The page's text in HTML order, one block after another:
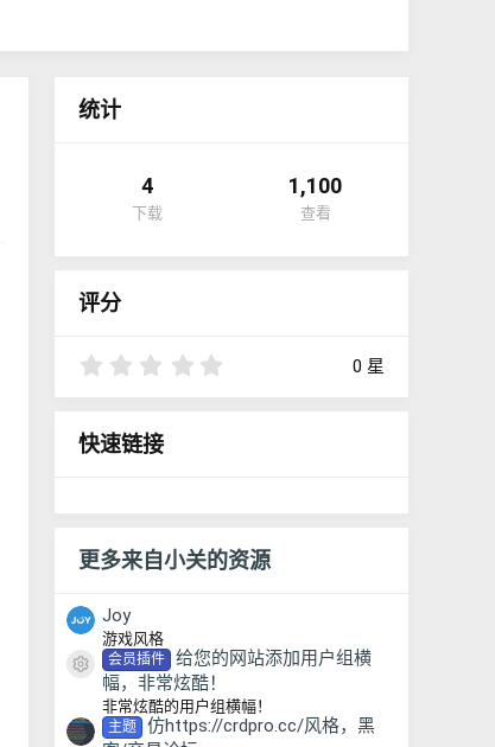
统计
4
下载
1,100
查看
评分
0 星
快速链接
更多来自小关的资源
Joy
游戏风格
资源图标
会员插件
给您的网站添加用户组横
幅，非常炫酷！
非常炫酷的用户组横幅！
主题
仿https://crdpro.cc/风格，黑